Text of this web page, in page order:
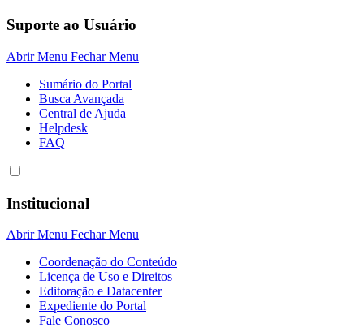
Suporte ao Usuário
Abrir Menu Fechar Menu
Sumário do Portal
Busca Avançada
Central de Ajuda
Helpdesk
FAQ
Institucional
Abrir Menu Fechar Menu
Coordenação do Conteúdo
Licença de Uso e Direitos
Editoração e Datacenter
Expediente do Portal
Fale Conosco